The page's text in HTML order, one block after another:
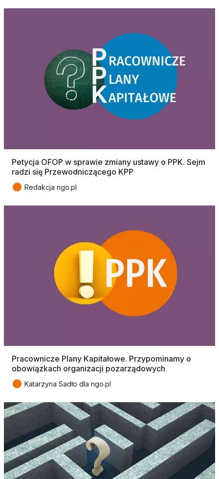
Petycja OFOP w sprawie zmiany ustawy o PPK. Sejm
radzi się Przewodniczącego KPP
● Redakcja ngo.pl
Pracownicze Plany Kapitałowe. Przypominamy o
obowiązkach organizacji pozarządowych
● Katarzyna Sadło dla ngo.pl